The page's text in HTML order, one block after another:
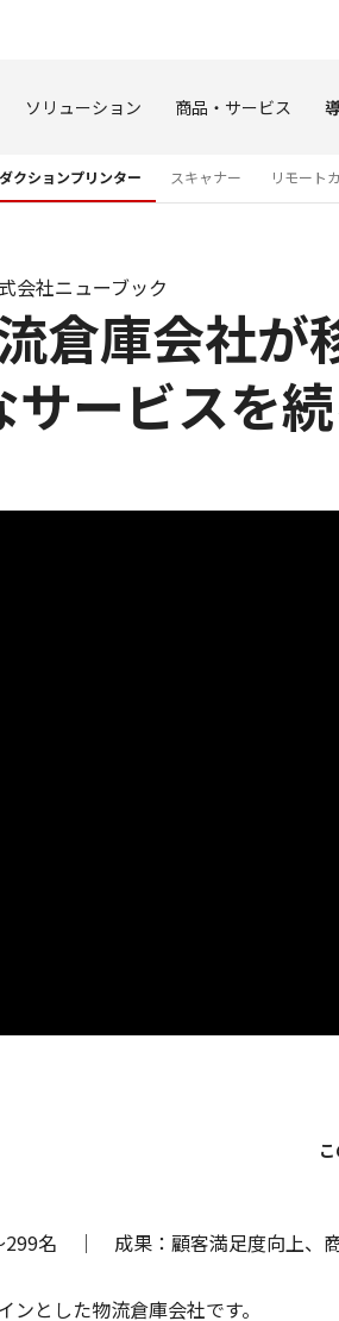
ソリューション 商品・サービス
クションプリンター スキャナー リモート
倉庫会社が
サービスを
会社ニューブック
名 ｜ 成果：顧客満足度向上、
とした物流倉庫会社です。